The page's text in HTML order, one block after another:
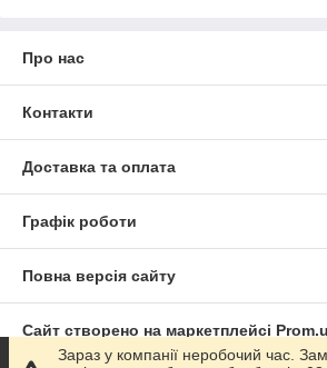
Про нас
Контакти
Доставка та оплата
Графік роботи
Повна версія сайту
Сайт створено на маркетплейсі
Зараз у компанії неробочий час.